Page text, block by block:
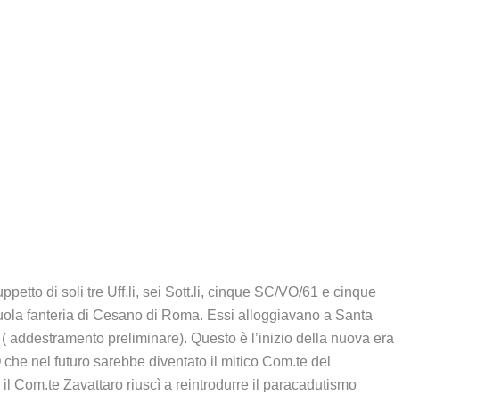
di soli tre Uff.li, sei Sott.li, cinque SC/VO/61 e cinque
fanteria di Cesano di Roma. Essi alloggiavano a Santa
preliminare). Questo è l’inizio della nuova era
che nel futuro sarebbe diventato il mitico Com.te del
Com.te Zavattaro riuscì a reintrodurre il paracadutismo